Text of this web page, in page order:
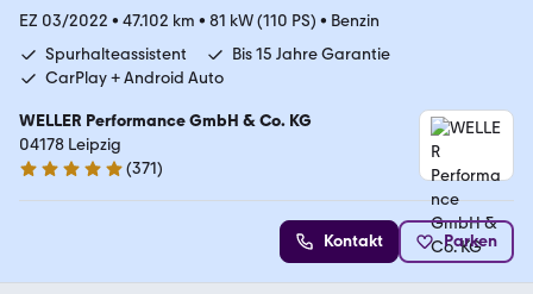
EZ 03/2022 • 47.102 km • 81 kW (110 PS) • Benzin
Spurhalteassistent
Bis 15 Jahre Garantie
CarPlay + Android Auto
WELLER Performance GmbH & Co. KG
04178 Leipzig
4.8 Sterne
(371)
Kontakt Parken